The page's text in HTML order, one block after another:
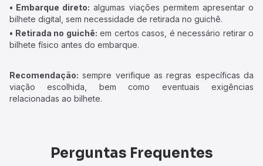
• Embarque direto: algumas viações permitem apresentar o
bilhete digital, sem necessidade de retirada no guichê.
• Retirada no guichê: em certos casos, é necessário retirar o
bilhete físico antes do embarque.
Recomendação: sempre verifique as regras específicas da
viação escolhida, bem como eventuais exigências
relacionadas ao bilhete.
Perguntas Frequentes